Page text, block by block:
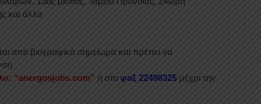
και άλλα
από βιογραφικό σημείωμα και πρέπει να
“anergosjobs.com” ή στο φαξ 22498325μέχρι την